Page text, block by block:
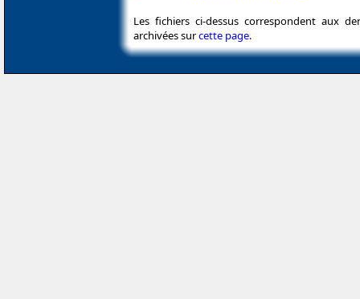
Les fichiers ci-dessus correspondent aux
archivées surcette page.